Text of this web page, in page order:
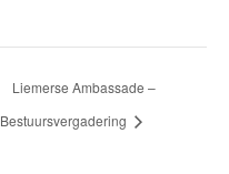
Liemerse Ambassade –
Bestuursvergadering